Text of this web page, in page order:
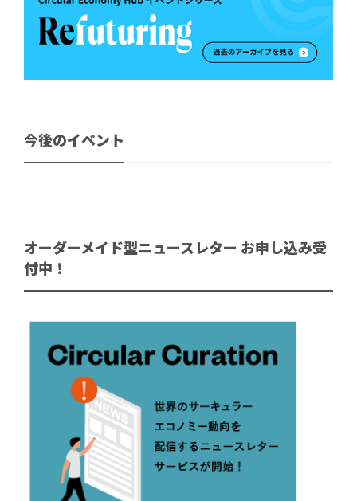
今後のイベント
オーダーメイド型ニュースレター お申し込み受
付中！